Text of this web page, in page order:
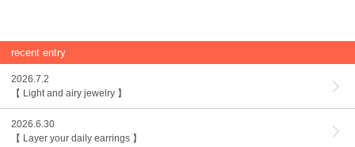
recent entry
2026.7.2
【 Light and airy jewelry 】
2026.6.30
【 Layer your daily earrings 】